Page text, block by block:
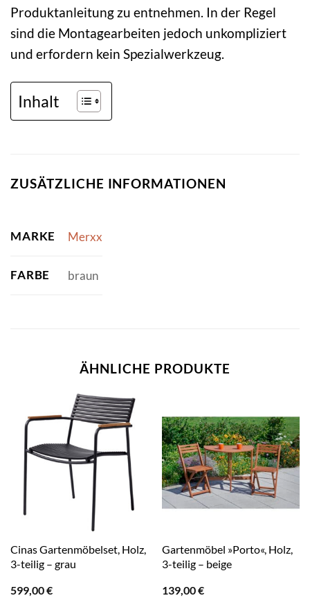
Produktanleitung zu entnehmen. In der Regel
sind die Montagearbeiten jedoch unkompliziert
und erfordern kein Spezialwerkzeug.
Inhalt
ZUSÄTZLICHE INFORMATIONEN
MARKE Merxx
FARBE braun
ÄHNLICHE PRODUKTE
Cinas Gartenmöbelset, Holz,
3-teilig – grau
599,00€
Gartenmöbel »Porto«, Holz,
3-teilig – beige
139,00€